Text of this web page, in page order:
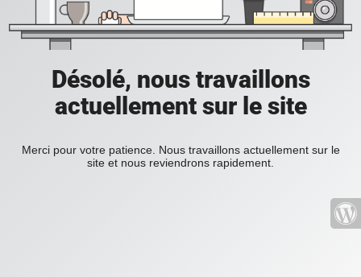
Désolé, nous travaillons
actuellement sur le site
Merci pour votre patience. Nous travaillons actuellement sur le
site et nous reviendrons rapidement.